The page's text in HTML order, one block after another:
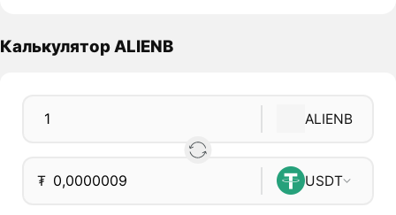
Калькулятор ALIENB
ALIENB
₮ USDT